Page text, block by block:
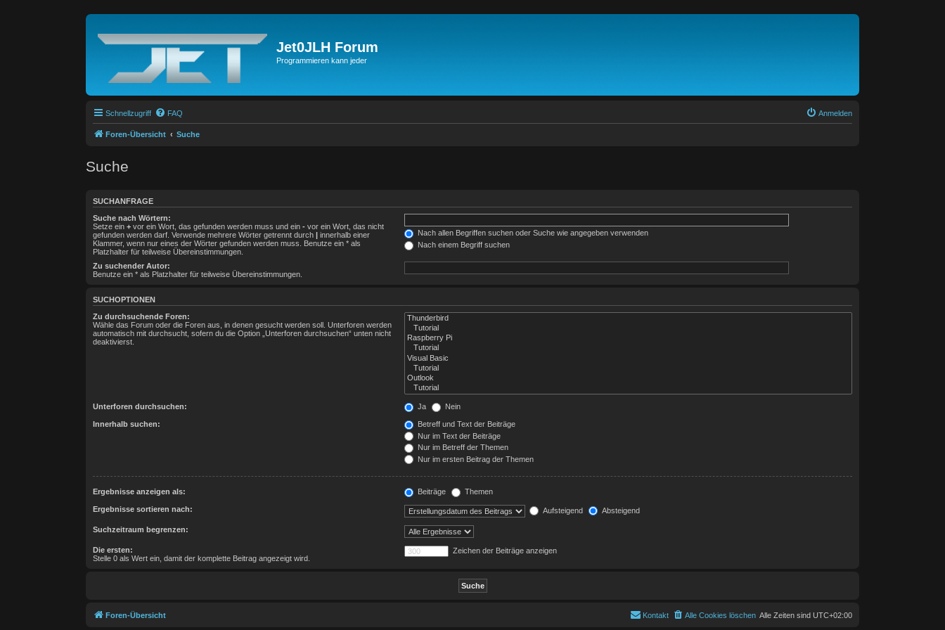
Jet0JLH Forum
Programmieren kann jeder
Schnellzugriff FAQ Anmelden
Foren-Übersicht Suche
Suche
SUCHANFRAGE
Suche nach Wörtern:
Setze ein + vor ein Wort, das gefunden werden muss und ein - vor ein Wort, das nicht
gefunden werden darf. Verwende mehrere Wörter getrennt durch
innerhalb einer
Klammer, wenn nur eines der Wörter gefunden werden muss. Benutze ein * als
Platzhalter für teilweise Übereinstimmungen.
Nach allen Begriffen suchen oder Suche wie angegeben verwenden
Nach einem Begriff suchen
Zu suchender Autor:
Benutze ein * als Platzhalter für teilweise Übereinstimmungen.
SUCHOPTIONEN
Zu durchsuchende Foren:
Wähle das Forum oder die Foren aus, in denen gesucht werden soll. Unterforen werden
automatisch mit durchsucht, sofern du die Option „Unterforen durchsuchen“ unten nicht
deaktivierst.
Unterforen durchsuchen: Ja Nein
Innerhalb suchen:
Betreff und Text der Beiträge
Nur im Text der Beiträge
Nur im Betreff der Themen
Nur im ersten Beitrag der Themen
Ergebnisse anzeigen als: Beiträge Themen
Ergebnisse sortieren nach: Aufsteigend Absteigend
Suchzeitraum begrenzen:
Die ersten:
Stelle 0 als Wert ein, damit der komplette Beitrag angezeigt wird.
Zeichen der Beiträge anzeigen
Foren-Übersicht Alle Zeiten sind UTC+02:00
Alle Cookies löschen
Kontakt